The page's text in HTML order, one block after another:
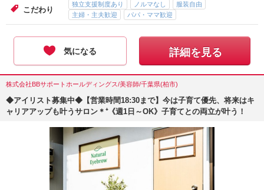
こだわり
独立支援制度あり ノルマなし
服装自由
主婦・主夫歓迎
パパ・ママ歓迎
気になる 詳細を見る
株式会社BBサポートホールディングス/美容師/千葉県(柏市)
◆アイリスト募集中◆【営業時間18:30まで】今は子育て優先、将来はキ
ャリアアップも叶うサロン＊⁺《週1日～OK》子育てとの両立が叶う！